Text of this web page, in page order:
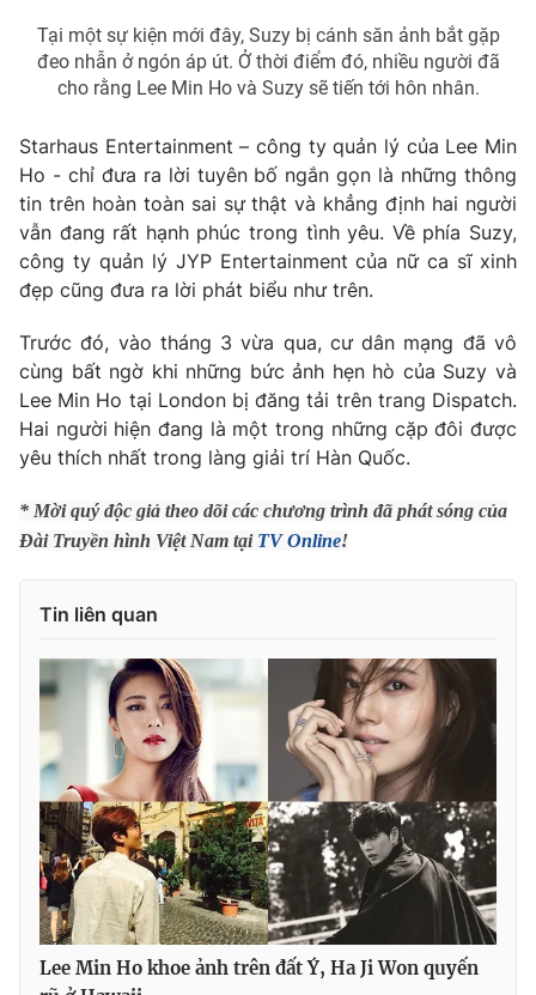
Nhân vật
Khán giả
Âm nhạc
Du lịch
Chất lượng cuộc sống
Giáo dục
Tuyển sinh
Học trực tuyến
Công nghệ
Hitech Công nghệ tương lai
Sản phẩm
Thị trường
Tư vấn
Giao lưu trực tuyến
Lịch phát sóng
Chuyên mục khác
Emagazine Podcast
Photo Infographic
VTV Sức khoẻ Bất động sản
Thị trường 24h Tấm lòng Việt
VTV4 Vươn mình bằng AI
VTV9 VTV8
Liên hệ tòa soạn English
Tại một sự kiện mới đây, Suzy bị cánh săn ảnh bắt gặp
đeo nhẫn ở ngón áp út. Ở thời điểm đó, nhiều người đã
cho rằng Lee Min Ho và Suzy sẽ tiến tới hôn nhân.
Starhaus Entertainment – công ty quản lý của Lee Min
Ho - chỉ đưa ra lời tuyên bố ngắn gọn là những thông
tin trên hoàn toàn sai sự thật và khẳng định hai người
vẫn đang rất hạnh phúc trong tình yêu. Về phía Suzy,
công ty quản lý JYP Entertainment của nữ ca sĩ xinh
đẹp cũng đưa ra lời phát biểu như trên.
Trước đó, vào tháng 3 vừa qua, cư dân mạng đã vô
cùng bất ngờ khi những bức ảnh hẹn hò của Suzy và
Lee Min Ho tại London bị đăng tải trên trang Dispatch.
Hai người hiện đang là một trong những cặp đôi được
yêu thích nhất trong làng giải trí Hàn Quốc.
* Mời quý độc giả theo dõi các chương trình đã phát sóng của
Đài Truyền hình Việt Nam tại TV Online!
Tin liên quan
Lee Min Ho khoe ảnh trên đất Ý, Ha Ji Won quyến